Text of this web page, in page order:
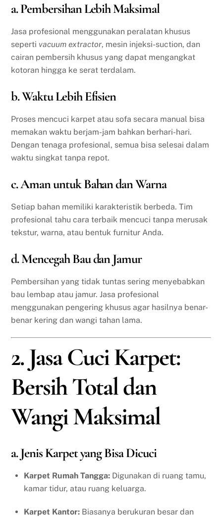
a. Pembersihan Lebih Maksimal
Jasa profesional menggunakan peralatan khusus
seperti vacuum extractor, mesin injeksi-suction, dan
cairan pembersih khusus yang dapat mengangkat
kotoran hingga ke serat terdalam.
b. Waktu Lebih Efisien
Proses mencuci karpet atau sofa secara manual bisa
memakan waktu berjam-jam bahkan berhari-hari.
Dengan tenaga profesional, semua bisa selesai dalam
waktu singkat tanpa repot.
c. Aman untuk Bahan dan Warna
Setiap bahan memiliki karakteristik berbeda. Tim
profesional tahu cara terbaik mencuci tanpa merusak
tekstur, warna, atau bentuk furnitur Anda.
d. Mencegah Bau dan Jamur
Pembersihan yang tidak tuntas sering menyebabkan
bau lembap atau jamur. Jasa profesional
menggunakan pengering khusus agar hasilnya benar-
benar kering dan wangi tahan lama.
2. Jasa Cuci Karpet:
Bersih Total dan
Wangi Maksimal
a. Jenis Karpet yang Bisa Dicuci
Karpet Rumah Tangga: Digunakan di ruang tamu,
kamar tidur, atau ruang keluarga.
Karpet Kantor: Biasanya berukuran besar dan